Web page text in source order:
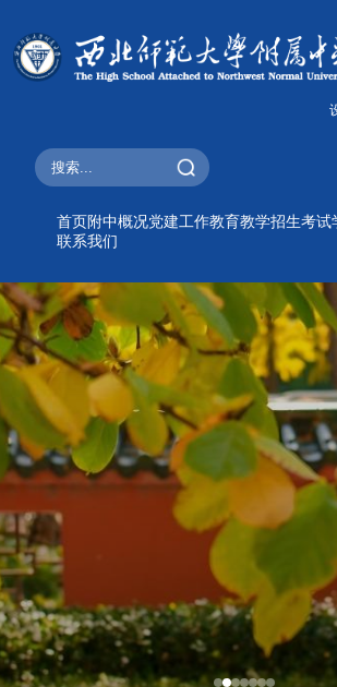
首页 附中概况党建工作教育教学招生考试
联系我们